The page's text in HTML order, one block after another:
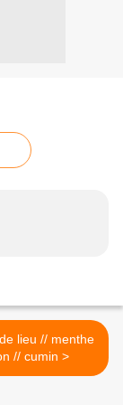
lieu // menthe
// citron // cumin >